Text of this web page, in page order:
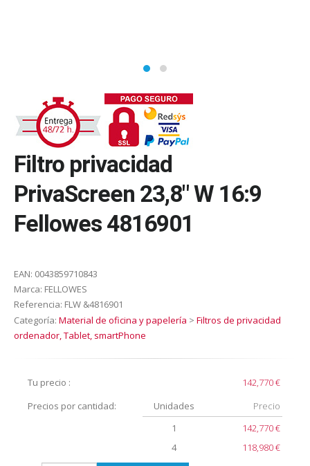
Filtro privacidad
PrivaScreen 23,8" W 16:9
Fellowes 4816901
EAN: 0043859710843
Marca: FELLOWES
Referencia: FLW &4816901
Categoría: Material de oficina y papelería > Filtros de privacidad
ordenador, Tablet, smartPhone
Tu precio :
142,770 €
Precios por cantidad:
Unidades
Precio
1
142,770 €
4
118,980 €